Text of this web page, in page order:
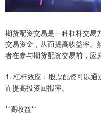
期货配资交易是一种杠杆交易
交易资金，从而提高收益率。
者在参与期货配资交易前，应
1. 杠杆效应：股票配资可以
而提高投资回报率。
**高收益**